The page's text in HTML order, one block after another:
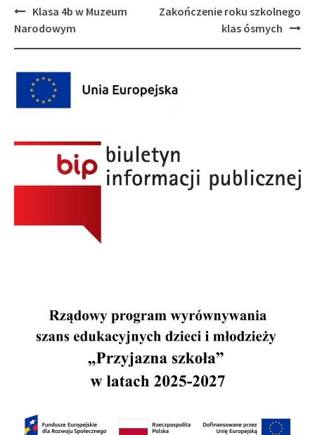
Post
navigation
Klasa 4b w Muzeum
Narodowym
Zakończenie roku szkolnego
klas ósmych